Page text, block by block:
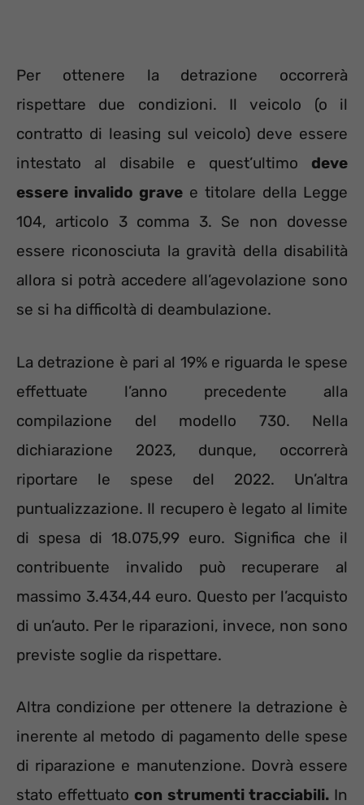
Per ottenere la detrazione occorrerà
rispettare due condizioni. Il veicolo (o il
contratto di leasing sul veicolo) deve essere
intestato al disabile e quest’ultimo deve
essere invalido grave e titolare della Legge
104, articolo 3 comma 3. Se non dovesse
essere riconosciuta la gravità della disabilità
allora si potrà accedere all’agevolazione sono
se si ha difficoltà di deambulazione.
La detrazione è pari al 19% e riguarda le spese
effettuate l’anno precedente alla
compilazione del modello 730. Nella
dichiarazione 2023, dunque, occorrerà
riportare le spese del 2022. Un’altra
puntualizzazione. Il recupero è legato al limite
di spesa di 18.075,99 euro. Significa che il
contribuente invalido può recuperare al
massimo 3.434,44 euro. Questo per l’acquisto
di un’auto. Per le riparazioni, invece, non sono
previste soglie da rispettare.
Altra condizione per ottenere la detrazione è
inerente al metodo di pagamento delle spese
di riparazione e manutenzione. Dovrà essere
stato effettuato con strumenti tracciabili.In